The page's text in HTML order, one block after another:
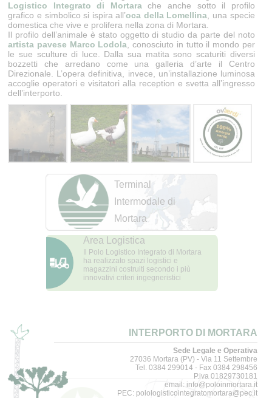
Logistico Integrato di Mortara che anche sotto il profilo
grafico e simbolico si ispira all’oca della Lomellina , una specie
domestica che vive e prolifera nella zona di Mortara.
Il profilo dell’animale è stato oggetto di studio da parte del noto
artista pavese Marco Lodola , conosciuto in tutto il mondo per
le sue sculture di luce. Dalla sua matita sono scaturiti diversi
bozzetti che arredano come una galleria d’arte il Centro
Direzionale. L’opera definitiva, invece, un’installazione luminosa
accoglie operatori e visitatori alla reception e svetta all’ingresso
dell’interporto.
Terminal
Intermodale di
Mortara
Area Logistica
Il Polo Logistico Integrato di Mortara
ha realizzato spazi logistici e
magazzini costruiti secondo i più
innovativi criteri ingegneristici
INTERPORTO DI MORTARA
Sede Legale e Operativa
27036 Mortara (PV) - Via 11 Settembre
Tel. 0384 299014 - Fax 0384 298456
P.iva 01829730181
email: info@poloinmortara.it
PEC: polologisticointegratomortara@pec.it